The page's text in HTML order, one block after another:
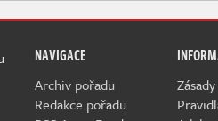
NAVIGACE
Archiv pořadu
Redakce pořadu